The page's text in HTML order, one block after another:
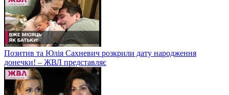
Позитив та Юлія Сахневич розкрили дату народження
донечки! – ЖВЛ представляє